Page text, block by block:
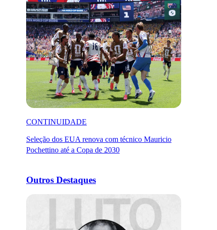
CONTINUIDADE
Seleção dos EUA renova com técnico Mauricio
Pochettino até a Copa de 2030
Outros Destaques